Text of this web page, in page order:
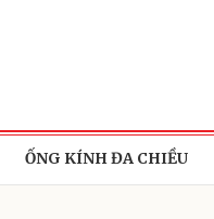
ỐNG KÍNH ĐA CHIỀU